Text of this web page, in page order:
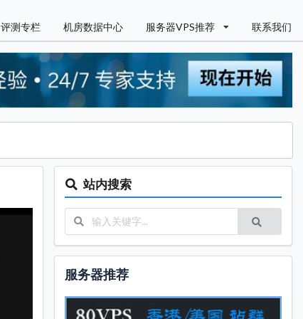
评测专栏 机房数据中心 服务器VPS推荐 联系我们
站内搜索
服务器推荐